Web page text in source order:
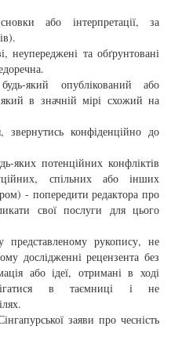
або інтерпретації, за
неупереджені та обґрунтовані
який опублікований або
в значній мірі схожий на
конфіденційно до
яких потенційних конфліктів
спільних або інших
- попередити редактора про
свої послуги для цього
представленому рукопису, не
дослідженні рецензента без
або ідеї, отримані в ході
в таємниці і не
заяви про чесність